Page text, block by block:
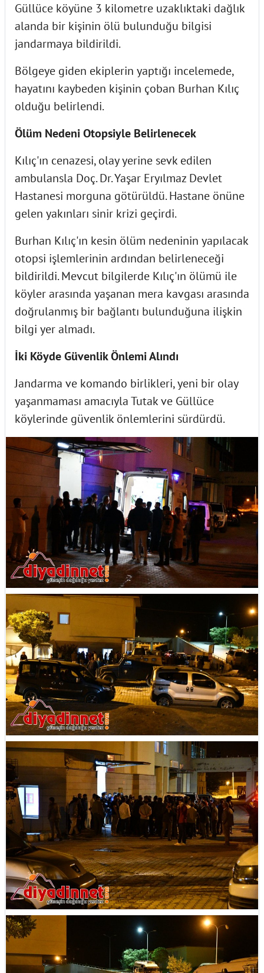
Güllüce köyüne 3 kilometre uzaklıktaki dağlık
alanda bir kişinin ölü bulunduğu bilgisi
jandarmaya bildirildi.
Bölgeye giden ekiplerin yaptığı incelemede,
hayatını kaybeden kişinin çoban Burhan Kılıç
olduğu belirlendi.
Ölüm Nedeni Otopsiyle Belirlenecek
Kılıç'ın cenazesi, olay yerine sevk edilen
ambulansla Doç. Dr. Yaşar Eryılmaz Devlet
Hastanesi morguna götürüldü. Hastane önüne
gelen yakınları sinir krizi geçirdi.
Burhan Kılıç'ın kesin ölüm nedeninin yapılacak
otopsi işlemlerinin ardından belirleneceği
bildirildi. Mevcut bilgilerde Kılıç'ın ölümü ile
köyler arasında yaşanan mera kavgası arasında
doğrulanmış bir bağlantı bulunduğuna ilişkin
bilgi yer almadı.
İki Köyde Güvenlik Önlemi Alındı
Jandarma ve komando birlikleri, yeni bir olay
yaşanmaması amacıyla Tutak ve Güllüce
köylerinde güvenlik önlemlerini sürdürdü.